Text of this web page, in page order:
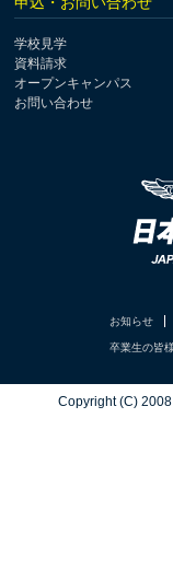
学校見学
資料請求
オープンキャンパス
お問い合わせ
お知らせ
卒業生の皆
Copyright (C) 2008 -